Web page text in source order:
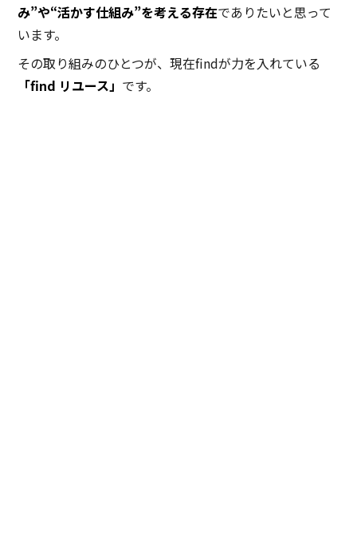
み”や“活かす仕組み”を考える存在でありたいと思って
います。
その取り組みのひとつが、現在findが力を入れている
「find リユース」 です。